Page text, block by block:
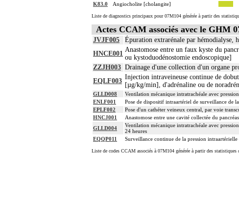
K83.0
Angiocholite [cholangite]
Liste de diagnostics principaux pour 07M104 générée à partir des
Actes CCAM associés avec le GHM
JVJF005
Épuration extrarénale par hémodialyse,
HNCE001
Anastomose entre un faux kyste du
ou kystoduodénostomie endoscopique]
ZZJH003 Drainage d'une collection d'un organe
EQLF003
Injection intraveineuse continue de
[µg/kg/min], d'adrénaline ou de
GLLD008
Ventilation mécanique intratrachéale avec
ENLF001
Pose de dispositif intraartériel de surveillance de
EPLF002
Pose d'un cathéter veineux central, par voie
HNCJ001
Anastomose entre une cavité collectée du
GLLD004
Ventilation mécanique intratrachéale avec
24 heures
EQQP011
Surveillance continue de la pression
Liste de codes CCAM associés à 07M104 générée à partir des statistiques